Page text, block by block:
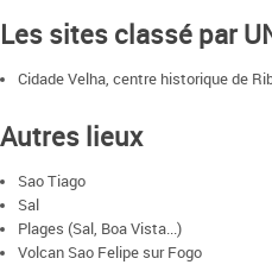
Les sites classé par
Cidade Velha, centre historique de
Autres lieux
Sao Tiago
Sal
Plages (Sal, Boa Vista...)
Volcan Sao Felipe sur Fogo